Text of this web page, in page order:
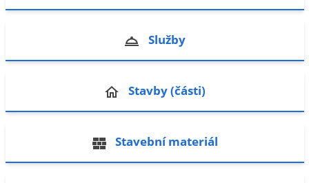
Služby
Stavby (části)
Stavební materiál